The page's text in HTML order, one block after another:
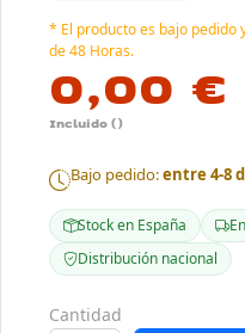
* El producto es bajo pedido
de 48 Horas.
0,00 €
Incluido ()
Bajo pedido:entre 4-8
Stock en España
Distribución nacional
Cantidad